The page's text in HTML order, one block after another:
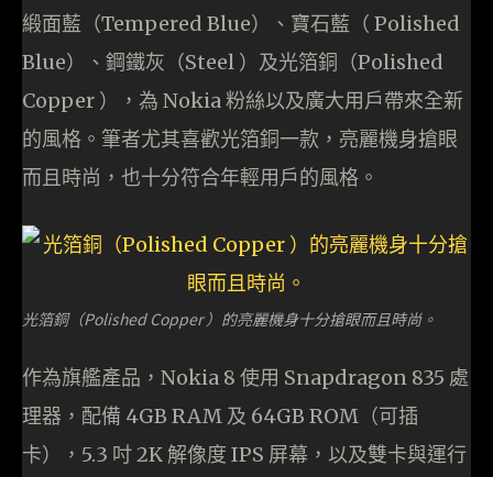
緞面藍（Tempered Blue）、寶石藍（ Polished
Blue）、鋼鐵灰（Steel ）及光箔銅（Polished
Copper ），為 Nokia 粉絲以及廣大用戶帶來全新
的風格。筆者尤其喜歡光箔銅一款，亮麗機身搶眼
而且時尚，也十分符合年輕用戶的風格。
光箔銅（Polished Copper ）的亮麗機身十分搶眼而且時尚。
作為旗艦產品，Nokia 8 使用 Snapdragon 835 處
理器，配備 4GB RAM 及 64GB ROM（可插
卡），5.3 吋 2K 解像度 IPS 屏幕，以及雙卡與運行